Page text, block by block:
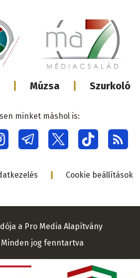
Lábléc
Múzsa Szurkoló
Social
menu
minket máshol is:
LáblécCookie beállítások
a Pro Media Alapítvány
Minden jog fenntartva